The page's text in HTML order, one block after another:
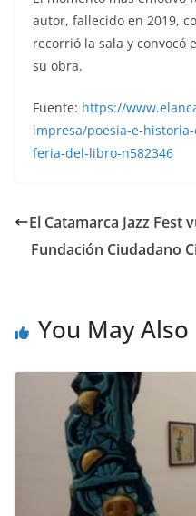
autor, fallecido en 2019,
recorrió la sala y
su obra.
Fuente: https://
impresa/poesia-e-
feria-del-libro-n582346
El Catamarca Jazz Fest
Fundación Ciudadano
You May Also